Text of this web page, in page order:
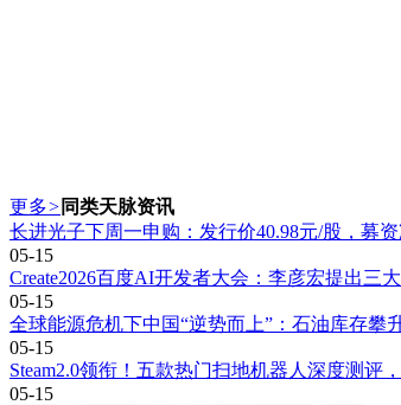
更多> 同类天脉资讯
长进光子下周一申购：发行价40.98元/股，募
05-15
Create2026百度AI开发者大会：李彦宏提出三
05-15
全球能源危机下中国“逆势而上”：石油库存攀
05-15
Steam2.0领衔！五款热门扫地机器人深度测评
05-15